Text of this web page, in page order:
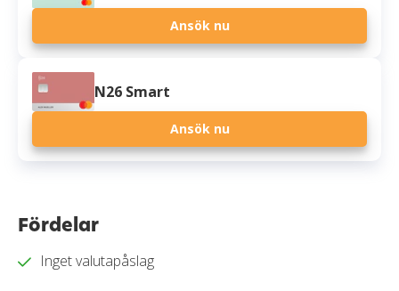
Ansök nu
N26 Smart
Ansök nu
Fördelar
Inget valutapåslag